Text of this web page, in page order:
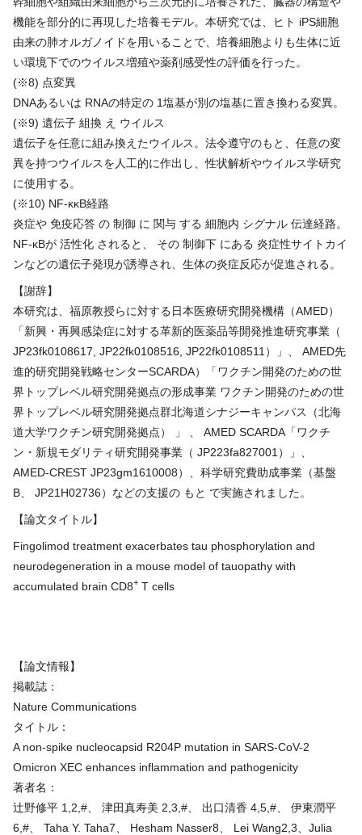
機能を部分的に再現した培養モデル。本研究では、ヒト iPS細胞
由来の肺オルガノイドを用いることで、培養細胞よりも生体に近
い環境下でのウイルス増殖や薬剤感受性の評価を行った。
(※8) 点変異
DNAあるいは RNAの特定の 1塩基が別の塩基に置き換わる変異。
(※9) 遺伝子 組換 え ウイルス
遺伝子を任意に組み換えたウイルス。法令遵守のもと、任意の変
異を持つウイルスを人工的に作出し、性状解析やウイルス学研究
に使用する。
(※10) NF-κκB経路
炎症や 免疫応答 の 制御 に 関与 する 細胞内 シグナル 伝達経路。
NF-κBが 活性化 されると、 その 制御下 にある 炎症性サイトカイ
ンなどの遺伝子発現が誘導され、生体の炎症反応が促進される。
【謝辞】
本研究は、福原教授らに対する日本医療研究開発機構（AMED）
「新興・再興感染症に対する革新的医薬品等開発推進研究事業（
JP23fk0108617, JP22fk0108516, JP22fk0108511）」、 AMED先
進的研究開発戦略センターSCARDA）「ワクチン開発のための世
界トップレベル研究開発拠点の形成事業 ワクチン開発のための世
界トップレベル研究開発拠点群北海道シナジーキャンパス（北海
道大学ワクチン研究開発拠点） 」 、 AMED SCARDA「ワクチ
ン・新規モダリティ研究開発事業（ JP223fa827001）」、
AMED-CREST JP23gm1610008）、科学研究費助成事業（基盤
B、 JP21H02736）などの支援の もと で実施されました。
【論文タイトル】
Fingolimod treatment exacerbates tau phosphorylation and
neurodegeneration in a mouse model of tauopathy with
accumulated brain CD8+ T cells
【論文情報】
掲載誌：
Nature Communications
タイトル：
A non-spike nucleocapsid R204P mutation in SARS-CoV-2
Omicron XEC enhances inflammation and pathogenicity
著者名：
辻野修平 1,2,#、 津田真寿美 2,3,#、 出口清香 4,5,#、 伊東潤平
6,#、 Taha Y. Taha7、 Hesham Nasser8、 Lei Wang2,3、Julia